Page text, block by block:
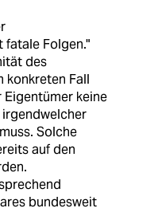
fatale Folgen."
des
konkreten Fall
keine
Solche
auf den
bundesweit